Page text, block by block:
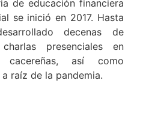
de educación financiera
se inició en 2017. Hasta
decenas de
presenciales en
cacereñas, así como
raíz de la pandemia.